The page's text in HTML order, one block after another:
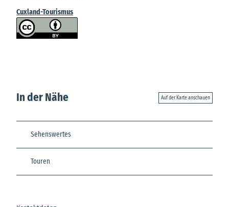
Cuxland-Tourismus
In der Nähe Auf der Karte anschauen
Sehenswertes
Touren